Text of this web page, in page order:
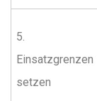
5.
Einsatzgrenzen
setzen